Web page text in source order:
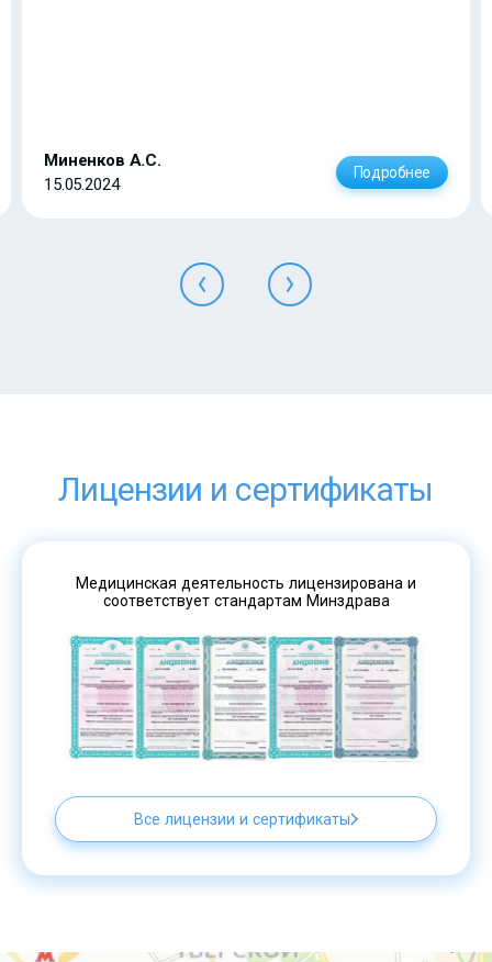
Миненков А.С.
15.05.2024
Подробнее
Лицензии и сертификаты
Медицинская деятельность лицензирована и
соответствует стандартам Минздрава
Все лицензии и сертификаты